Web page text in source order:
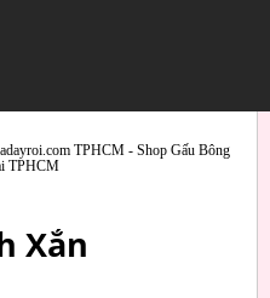
TPHCM - Shop Gấu Bông
TPHCM
Xắn